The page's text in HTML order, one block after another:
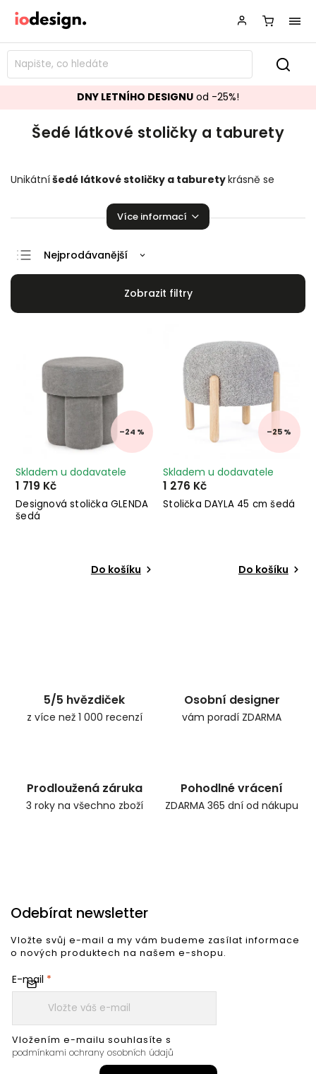
DNY LETNÍHO DESIGNU od -25%!
Šedé látkové stoličky a taburety
Unikátníšedé látkovéstoličky a taburetykrásně se
které budou ozdobou vaší domácnosti!
Více informací
Doporučujeme
Nejprodávanější
–24 %
Designová stolička GLENDA
šedá
Skladem u dodavatele
1 719 Kč
Do košíku
–25 %
Stolička DAYLA 45 cm šedá
Skladem u dodavatele
1 276 Kč
Do košíku
5/5 hvězdiček
z více než 1 000 recenzí
Osobní designer
vám poradí ZDARMA
Prodloužená záruka
3 roky na všechno zboží
Pohodlné vrácení
ZDARMA 365 dní od nákupu
Odebírat newsletter
Vložte svůj e-mail a my vám budeme zasílat informace
o nových produktech na našem e-shopu.
E-mail
Vložením e-mailu souhlasíte s
podmínkami ochrany osobních údajů